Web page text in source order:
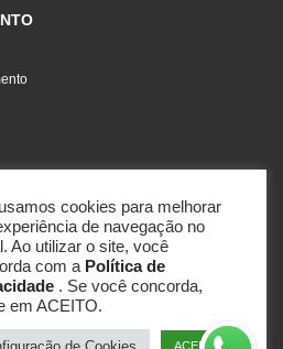
Notas
cookies para melhorar
de navegação no
Ao utilizar o site, você
com a Política de
. Se você concorda,
em ACEITO.
ACEITO